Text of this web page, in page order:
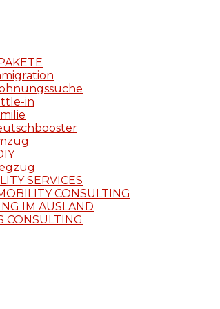
in
SERVICES
CONSULTING
IM AUSLAND
CONSULTING